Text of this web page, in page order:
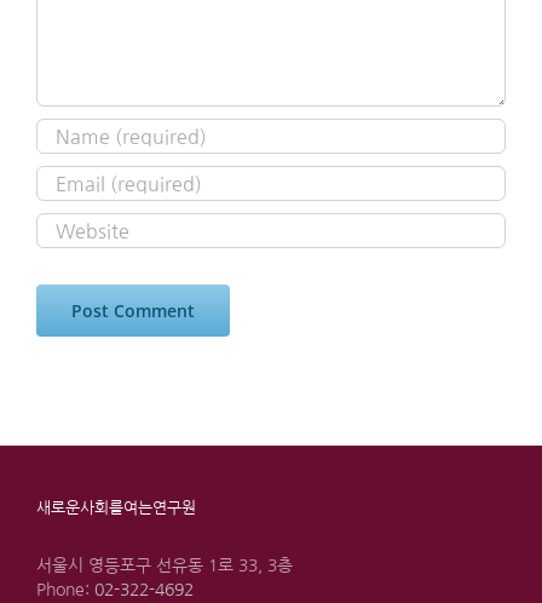
새로운사회를여는연구원
서울시 영등포구 선유동 1로 33, 3층
Phone: 02-322-4692